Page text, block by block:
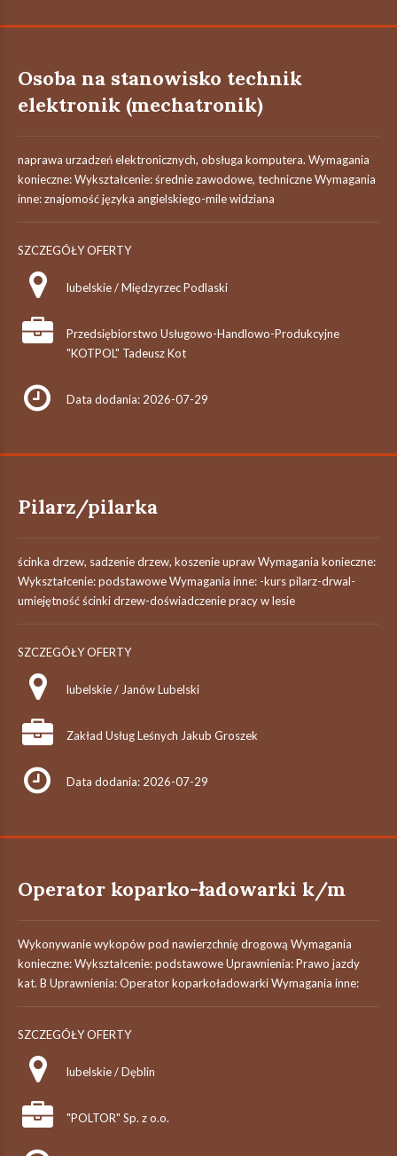
Osoba na stanowisko technik
elektronik (mechatronik)
naprawa urzadzeń elektronicznych, obsługa komputera. Wymagania
konieczne: Wykształcenie: średnie zawodowe, techniczne Wymagania
inne: znajomość języka angielskiego-mile widziana
SZCZEGÓŁY OFERTY
lubelskie / Międzyrzec Podlaski
Przedsiębiorstwo Usługowo-Handlowo-Produkcyjne
"KOTPOL" Tadeusz Kot
Data dodania: 2026-07-29
Pilarz/pilarka
ścinka drzew, sadzenie drzew, koszenie upraw Wymagania konieczne:
Wykształcenie: podstawowe Wymagania inne: -kurs pilarz-drwal-
umiejętność ścinki drzew-doświadczenie pracy w lesie
SZCZEGÓŁY OFERTY
lubelskie / Janów Lubelski
Zakład Usług Leśnych Jakub Groszek
Data dodania: 2026-07-29
Operator koparko-ładowarki k/m
Wykonywanie wykopów pod nawierzchnię drogową Wymagania
konieczne: Wykształcenie: podstawowe Uprawnienia: Prawo jazdy
kat. B Uprawnienia: Operator koparkoładowarki Wymagania inne:
SZCZEGÓŁY OFERTY
lubelskie / Dęblin
"POLTOR" Sp. z o.o.